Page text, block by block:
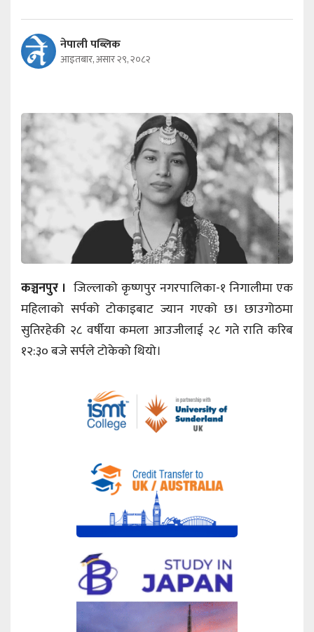
नेपाली पब्लिक
आइतबार, असार २९, २०८२
कञ्चनपुर । जिल्लाको कृष्णपुर नगरपालिका-१ निगालीमा एक
महिलाको सर्पको टोकाइबाट ज्यान गएको छ। छाउगोठमा
सुतिरहेकी २८ वर्षीया कमला आउजीलाई २८ गते राति करिब
१२:३० बजे सर्पले टोकेको थियो।